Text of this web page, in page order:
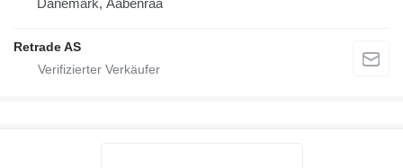
Dänemark, Aabenraa
Retrade AS